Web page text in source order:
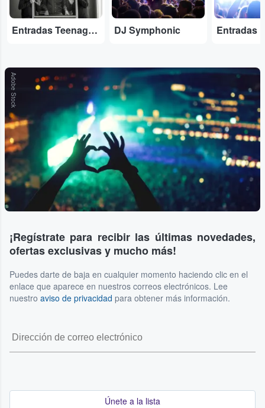
Entradas Teenage Fanclub DJ Symphonic Entradas
Adobe Stock
¡Regístrate para recibir las últimas novedades,
ofertas exclusivas y mucho más!
Puedes darte de baja en cualquier momento haciendo clic en el
enlace que aparece en nuestros correos electrónicos. Lee
nuestro aviso de privacidad para obtener más información.
Únete a la lista